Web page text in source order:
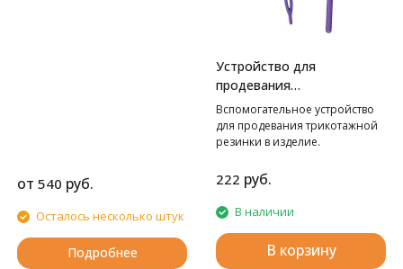
от 540 руб.
Осталось несколько штук
Подробнее
Устройство для
продевания
резинки(шнура) в изделие
Hemline
Вспомогательное устройство
для продевания трикотажной
резинки в изделие.
222 руб.
В наличии
В корзину